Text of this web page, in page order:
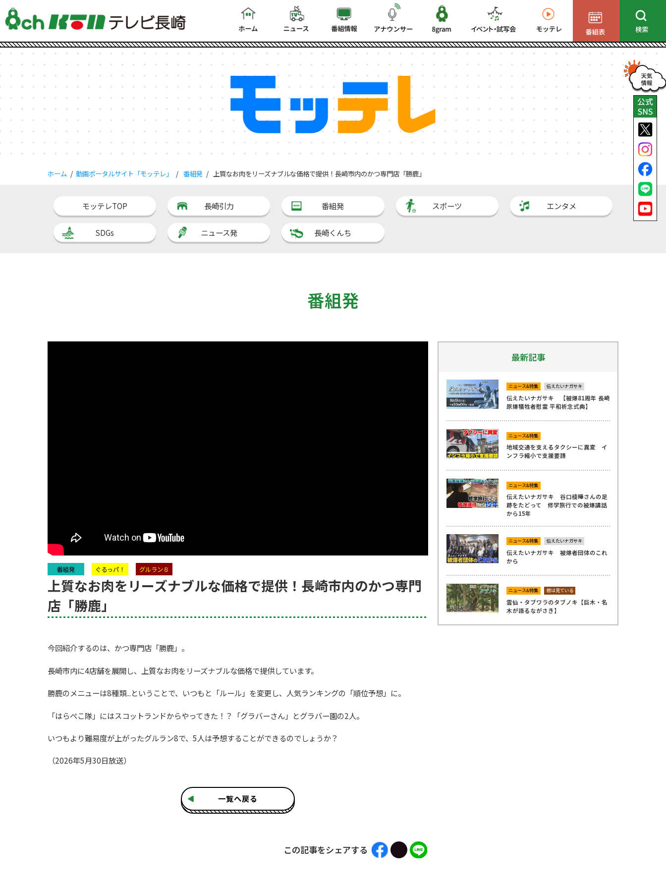
ホーム 動画ポータルサイト「モッテレ」 番組発 上質なお肉をリーズナブルな価格で提供！長崎市内のかつ専門店「勝鹿」
モッテレTOP 長崎引力 番組発 スポーツ エンタメ
SDGs ニュース発 長崎くんち
番組発
番組発 ぐるっパ！ グルラン８
上質なお肉をリーズナブルな価格で提供！長崎市内のかつ専門
店「勝鹿」
今回紹介するのは、かつ専門店「勝鹿」。
長崎市内に4店舗を展開し、上質なお肉をリーズナブルな価格で提供しています。
勝鹿のメニューは8種類...ということで、いつもと「ルール」を変更し、人気ランキングの「順位予想」に。
「はらぺこ隊」にはスコットランドからやってきた！？「グラバーさん」とグラバー園の2人。
いつもより難易度が上がったグルラン8で、5人は予想することができるのでしょうか？
（2026年5月30日放送）
一覧へ戻る
この記事をシェアする
最新記事
ニュース&特集 伝えたいナガサキ
伝えたいナガサキ 【被爆81周年 長崎
原爆犠牲者慰霊 平和祈念式典】
ニュース&特集
地域交通を支えるタクシーに異変 イ
ンフラ縮小で支援要請
ニュース&特集
伝えたいナガサキ 谷口稜曄さんの足
跡をたどって 修学旅行での被爆講話
から15年
ニュース&特集 伝えたいナガサキ
伝えたいナガサキ 被爆者団体のこれ
から
ニュース&特集 樹は見ている
雲仙・タブワラのタブノキ【巨木・名
木が語るながさき】